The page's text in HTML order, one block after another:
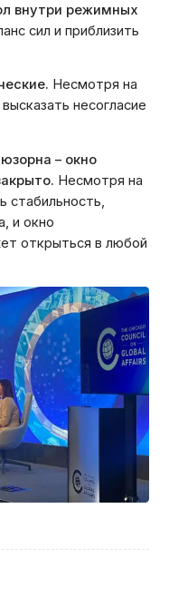
внутри режимных
сил и приблизить
Несмотря на
несогласие
– окно
Несмотря на
стабильность,
и окно
открыться в любой